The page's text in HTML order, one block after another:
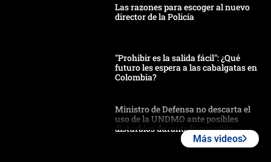
Las razones para escoger al nuevo
director de la Policía
"Prohibir es la salida fácil": ¿Qué
futuro les espera a las cabalgatas en
Colombia?
Ministro de Defensa no descarta el
uso de la UNDMO ante posibles
disturbios durante la posesión
Más videos